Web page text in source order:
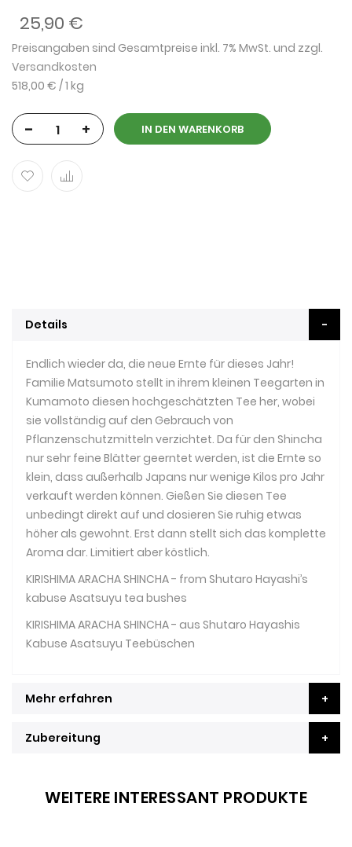
25,90 €
Preisangaben sind Gesamtpreise inkl. 7% MwSt. und zzgl.
Versandkosten
518,00 € / 1 kg
- + IN DEN WARENKORB
Details
Endlich wieder da, die neue Ernte für dieses Jahr!
Familie Matsumoto stellt in ihrem kleinen Teegarten in
Kumamoto diesen hochgeschätzten Tee her, wobei
sie vollständig auf den Gebrauch von
Pflanzenschutzmitteln verzichtet. Da für den Shincha
nur sehr feine Blätter geerntet werden, ist die Ernte so
klein, dass außerhalb Japans nur wenige Kilos pro Jahr
verkauft werden können. Gießen Sie diesen Tee
unbedingt direkt auf und dosieren Sie ruhig etwas
höher als gewohnt. Erst dann stellt sich das komplette
Aroma dar. Limitiert aber köstlich.
KIRISHIMA ARACHA SHINCHA - from Shutaro Hayashi’s
kabuse Asatsuyu tea bushes
KIRISHIMA ARACHA SHINCHA - aus Shutaro Hayashis
Kabuse Asatsuyu Teebüschen
Mehr erfahren
Zubereitung
WEITERE INTERESSANT PRODUKTE